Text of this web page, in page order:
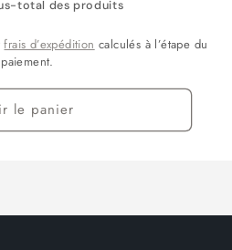
total des produits
frais d’expédition calculés à l’étape du
paiement.
le panier